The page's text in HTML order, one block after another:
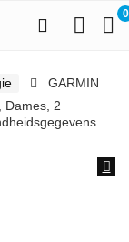
0
GARMIN
Dames, 2